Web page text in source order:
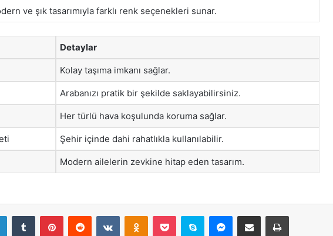
ve şık tasarımıyla farklı renk seçenekleri sunar.
Detaylar
Kolay taşıma imkanı sağlar.
Arabanızı pratik bir şekilde saklayabilirsiniz.
Her türlü hava koşulunda koruma sağlar.
Şehir içinde dahi rahatlıkla kullanılabilir.
Modern ailelerin zevkine hitap eden tasarım.
LinkedInTumblr PinterestReddit VKontakteOdnoklassniki
Pocket Skype Messenger
E-Posta ile paylaş Yazdır